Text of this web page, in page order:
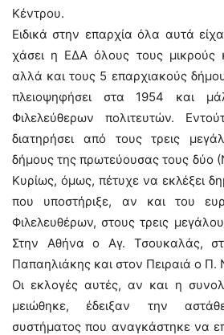
Κέντρου.
Ειδικά στην επαρχία όλα αυτά
χάσει η ΕΔΑ όλους τους μικρούς
αλλά και τους 5 επαρχιακούς
πλειοψηφήσει στα 1954 και
Φιλελεύθερων πολιτευτών.
διατηρήσει από τους τρεις
δήμους της πρωτεύουσας τους δύο
Κυρίως, όμως, πέτυχε να εκλέξει
που υποστήριξε, αν και του
Φιλελευθέρων, στους τρεις
Στην Αθήνα ο Αγ. Τσουκαλάς,
Παπαηλιάκης και στον Πειραιά ο Π.
Οι εκλογές αυτές, αν και η
μειώθηκε, έδειξαν την
συστήματος που αναγκάστηκε να